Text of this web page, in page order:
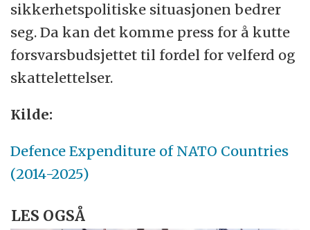
sikkerhetspolitiske situasjonen bedrer
seg. Da kan det komme press for å kutte
forsvarsbudsjettet til fordel for velferd og
skattelettelser.
Kilde:
Defence Expenditure of NATO Countries
(2014-2025)
LES OGSÅ